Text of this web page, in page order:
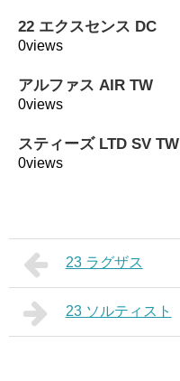
22 エクスセンス DC
0views
アルファス AIR TW
0views
スティーズ LTD SV TW
0views
23 ラグザス
23 ソルティスト